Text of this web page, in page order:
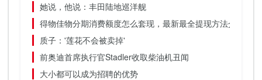
她说，他说：丰田陆地巡洋舰
得物佳物分期消费额度怎么套现，最新最全提现方法介绍
质子：'莲花不会被卖掉'
前奥迪首席执行官Stadler收取柴油机丑闻
大小都可以成为招聘的优势